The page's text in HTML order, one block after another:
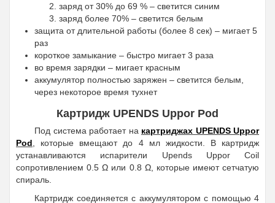
заряд от 30% до 69 % – светится синим
заряд более 70% – светится белым
защита от длительной работы (более 8 сек) – мигает 5
раз
короткое замыкание – быстро мигает 3 раза
во время зарядки – мигает красным
аккумулятор полностью заряжен – светится белым,
через некоторое время тухнет
Картридж UPENDS Uppor Pod
Под система работает на картриджах UPENDS Uppor
Pod , которые вмещают до 4 мл жидкости. В картридж
устанавливаются испарители Upends Uppor Coil
сопротивлением 0.5 Ω или 0.8 Ω, которые имеют сетчатую
спираль.
Картридж соединяется с аккумулятором с помощью 4